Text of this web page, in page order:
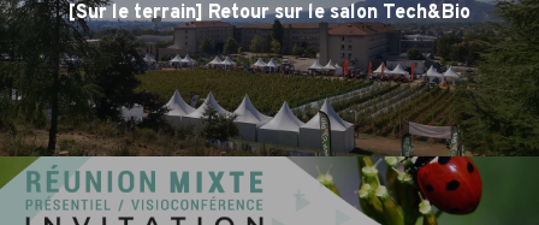
[Sur le terrain] Retour sur le salon Tech&Bio